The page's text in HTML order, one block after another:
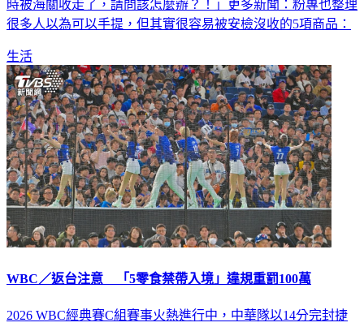
時被海關收走了，請問該怎麼辦？！」更多新聞：粉專也整理
很多人以為可以手提，但其實很容易被安檢沒收的5項商品：
生活
WBC／返台注意 「5零食禁帶入境」違規重罰100萬
2026 WBC經典賽C組賽事火熱進行中，中華隊以14分完封捷